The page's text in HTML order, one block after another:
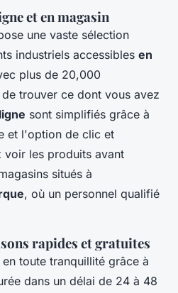
et en magasin
une vaste sélection
industriels accessibles en
plus de 20,000
trouver ce dont vous avez
sont simplifiés grâce à
et l'option de clic et
voir les produits avant
situés à
, où un personnel qualifié
rapides et gratuites
toute tranquillité grâce à
dans un délai de 24 à 48